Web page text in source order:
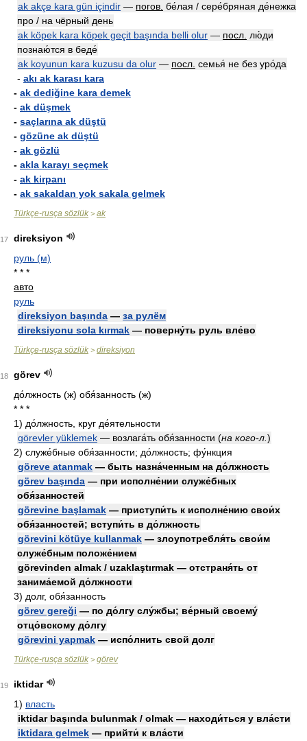
ak akçe kara gün içindir — погов. бе́лая / сере́бряная де́нежка
про / на чёрный день
ak köpek kara köpek geçit başında belli olur — посл. лю́ди
познаю́тся в беде́
ak koyunun kara kuzusu da olur — посл. семья́ не без уро́да
- akı ak karası kara
- ak dediğine kara demek
- ak düşmek
- saçlarına ak düştü
- gözüne ak düştü
- ak gözlü
- akla karayı seçmek
- ak kirpanı
- ak sakaldan yok sakala gelmek
Türkçe-rusça sözlük > ak
17
direksiyon
руль (м)
* * *
авто
руль
direksiyon başında — за рулём
direksiyonu sola kırmak — поверну́ть руль вле́во
Türkçe-rusça sözlük > direksiyon
18
görev
до́лжность (ж) обя́занность (ж)
* * *
1) до́лжность, круг де́ятельности
görevler yüklemek — возлага́ть обя́занности (на кого-л. )
2) служе́бные обя́занности; до́лжность; фу́нкция
göreve atanmak — быть назна́ченным на до́лжность
görev başında — при исполне́нии служе́бных
обя́занностей
görevine başlamak — приступи́ть к исполне́нию свои́х
обя́занностей; вступи́ть в до́лжность
görevini kötüye kullanmak — злоупотребля́ть свои́м
служе́бным положе́нием
görevinden almak / uzaklaştırmak — отстраня́ть от
занима́емой до́лжности
3) долг, обя́занность
görev gereği — по до́лгу слу́жбы; ве́рный своему́
отцо́вскому до́лгу
görevini yapmak — испо́лнить свой долг
Türkçe-rusça sözlük > görev
19
iktidar
1) власть
iktidar başında bulunmak / olmak — находи́ться у вла́сти
iktidara gelmek — прийти́ к вла́сти